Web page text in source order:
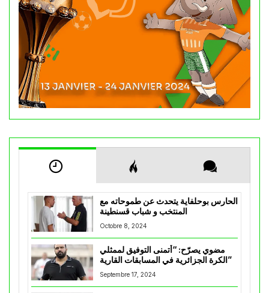
الحارس بوحلفاية يتحدث عن طموحاته مع
المنتخب و شباب قسنطينة
Octobre 8, 2024
مضوي يصرّح: “أتمنى التوفيق لممثلي
الكرة الجزائرية في المسابقات القارية”
Septembre 17, 2024